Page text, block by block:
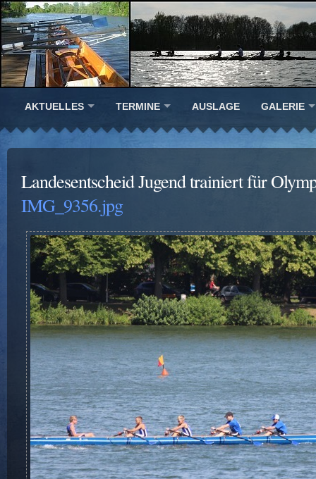
AKTUELLES TERMINE AUSLAGE GALERIE
Landesentscheid Jugend trainiert für
IMG_9356.jpg